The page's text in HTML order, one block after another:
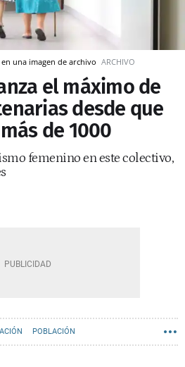
una imagen de archivo ARCHIVO
el máximo de
desde que
de 1000
femenino en este colectivo,
POBLACIÓN